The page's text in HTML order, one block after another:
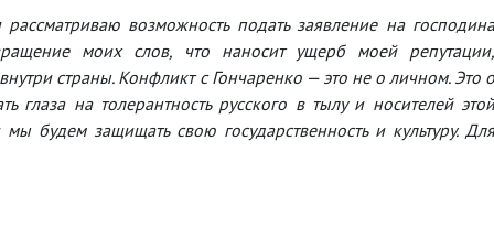
возможность подать заявление на господина
моих слов, что наносит ущерб моей репутации,
страны. Конфликт с Гончаренко — это не о личном. Это о
на толерантность русского в тылу и носителей этой
будем защищать свою государственность и культуру. Для